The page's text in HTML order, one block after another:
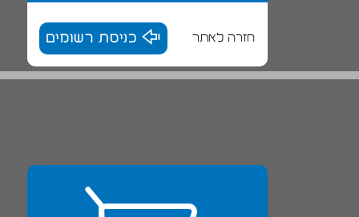
חזרה לאתר כניסת רשומים
ב. נעזרים ב־10 ... 18